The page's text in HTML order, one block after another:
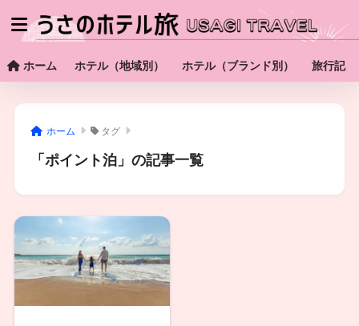
ホーム ホテル（地域別） ホテル（ブランド別） 旅行記
ホーム タグ
「ポイント泊」の記事一覧